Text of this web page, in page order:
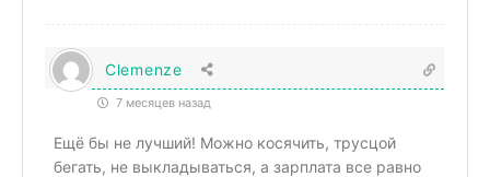
Clemenze
7 месяцев назад
Ещё бы не лучший! Можно косячить, трусцой
бегать, не выкладываться, а зарплата все равно